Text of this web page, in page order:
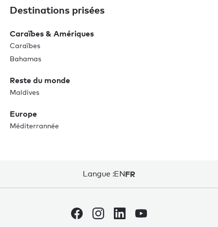
Destinations prisées
Caraïbes & Amériques
Caraïbes
Bahamas
Reste du monde
Maldives
Europe
Méditerrannée
Langue :ENFR